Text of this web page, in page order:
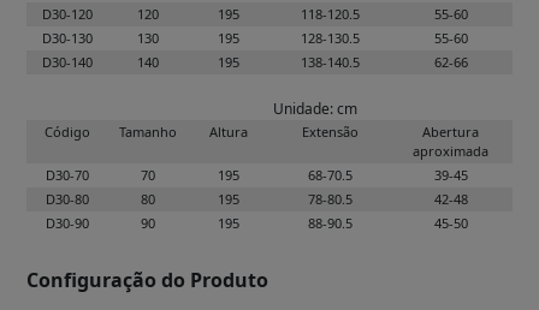
D30-120
120 195 118-120.5
55-60
D30-130
130 195 128-130.5
55-60
D30-140
140 195 138-140.5 62-66
Unidade: cm
Código Tamanho Altura Extensão
Abertura
aproximada
D30-70
70 195 68-70.5
39-45
D30-80
80 195 78-80.5
42-48
D30-90
90 195 88-90.5 45-50
Configuração do Produto